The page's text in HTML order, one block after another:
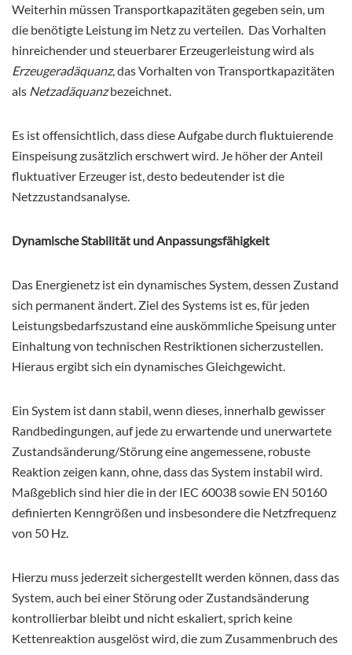
Weiterhin müssen Transportkapazitäten gegeben sein, um
die benötigte Leistung im Netz zu verteilen. Das Vorhalten
hinreichender und steuerbarer Erzeugerleistung wird als
Erzeugeradäquanz, das Vorhalten von Transportkapazitäten
als Netzadäquanzbezeichnet.
Es ist offensichtlich, dass diese Aufgabe durch fluktuierende
Einspeisung zusätzlich erschwert wird. Je höher der Anteil
fluktuativer Erzeuger ist, desto bedeutender ist die
Netzzustandsanalyse.
Dynamische Stabilität und Anpassungsfähigkeit
Das Energienetz ist ein dynamisches System, dessen Zustand
sich permanent ändert. Ziel des Systems ist es, für jeden
Leistungsbedarfszustand eine auskömmliche Speisung unter
Einhaltung von technischen Restriktionen sicherzustellen.
Hieraus ergibt sich ein dynamisches Gleichgewicht.
Ein System ist dann stabil, wenn dieses, innerhalb gewisser
Randbedingungen, auf jede zu erwartende und unerwartete
Zustandsänderung/Störung eine angemessene, robuste
Reaktion zeigen kann, ohne, dass das System instabil wird.
Maßgeblich sind hier die in der IEC 60038 sowie EN 50160
definierten Kenngrößen und insbesondere die Netzfrequenz
von 50 Hz.
Hierzu muss jederzeit sichergestellt werden können, dass das
System, auch bei einer Störung oder Zustandsänderung
kontrollierbar bleibt und nicht eskaliert, sprich keine
Kettenreaktion ausgelöst wird, die zum Zusammenbruch des